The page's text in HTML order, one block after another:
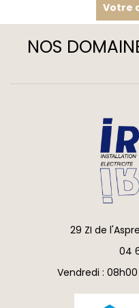
Votre
NOS
29 ZI de
04
Vendredi :